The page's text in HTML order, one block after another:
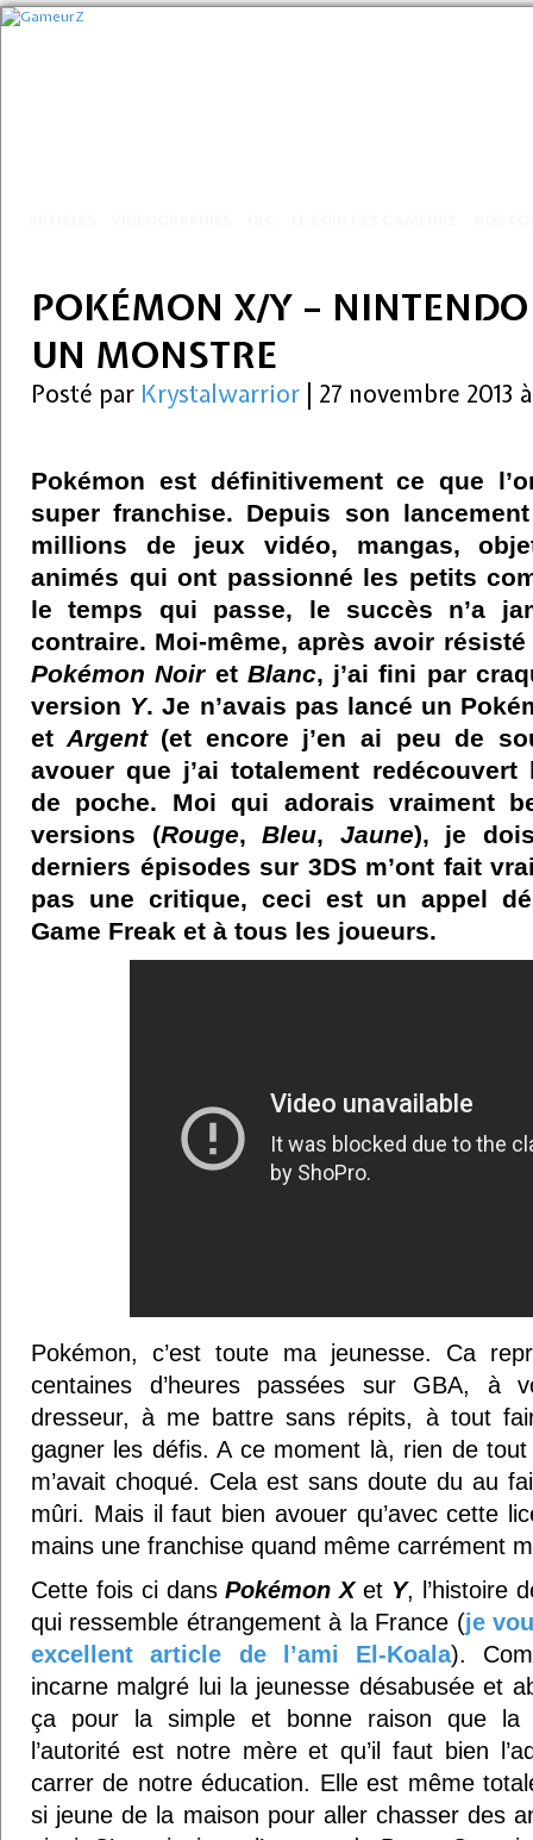
POKÉMON X/Y –
UN MONSTRE
Posté par Krystalwarrior 27 novembre 2013
Pokémon est définitivement ce que
super franchise. Depuis son
millions de jeux vidéo, mangas,
animés qui ont passionné les petits
le temps qui passe, le succès n’a
contraire. Moi-même, après avoir
Pokémon Noiret Blanc, j’ai fini par
version Y. Je n’avais pas lancé un
et Argent(et encore j’en ai peu de
avouer que j’ai totalement redécouvert
de poche. Moi qui adorais vraiment
versions (Rouge,Bleu, Jaune), je
derniers épisodes sur 3DS m’ont fait
pas une critique, ceci est un appel
Game Freak et à tous les joueurs.
Pokémon, c’est toute ma jeunesse. Ca
centaines d’heures passées sur GBA, à
dresseur, à me battre sans répits, à tout
gagner les défis. A ce moment là, rien de
m’avait choqué. Cela est sans doute du au
mûri. Mais il faut bien avouer qu’avec cette
mains une franchise quand même carrément
Cette fois ci dansPokémon Xet Y, l’histoire
qui ressemble étrangement à la France (je
excellent article de l’ami El-Koala).
incarne malgré lui la jeunesse désabusée et
ça pour la simple et bonne raison que la
l’autorité est notre mère et qu’il faut bien
carrer de notre éducation. Elle est même
si jeune de la maison pour aller chasser des